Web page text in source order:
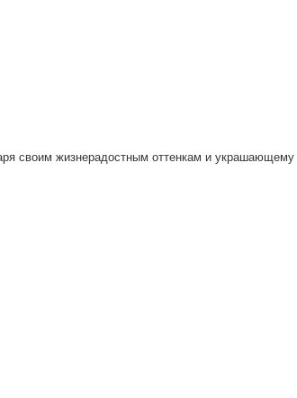
своим жизнерадостным оттенкам и украшающему